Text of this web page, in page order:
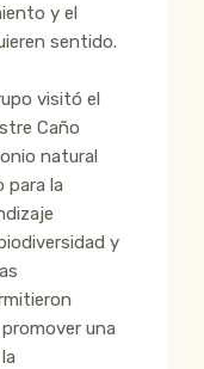
y el
sentido.
visitó el
Caño
natural
para la
y
una